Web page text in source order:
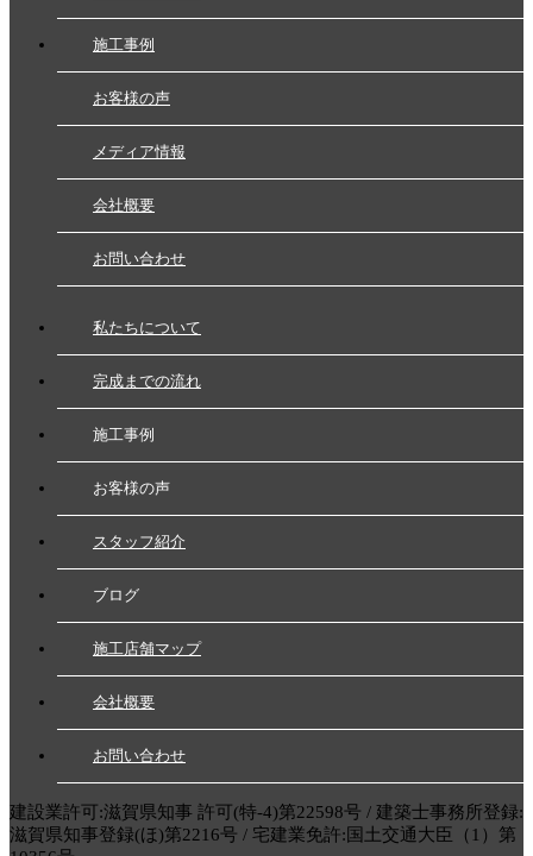
施工事例
お客様の声
メディア情報
会社概要
お問い合わせ
私たちについて
完成までの流れ
施工事例
お客様の声
スタッフ紹介
ブログ
施工店舗マップ
会社概要
お問い合わせ
建設業許可:滋賀県知事 許可(特-4)第22598号 / 建築士事務所登録:
滋賀県知事登録(ほ)第2216号 / 宅建業免許:国土交通大臣（1）第